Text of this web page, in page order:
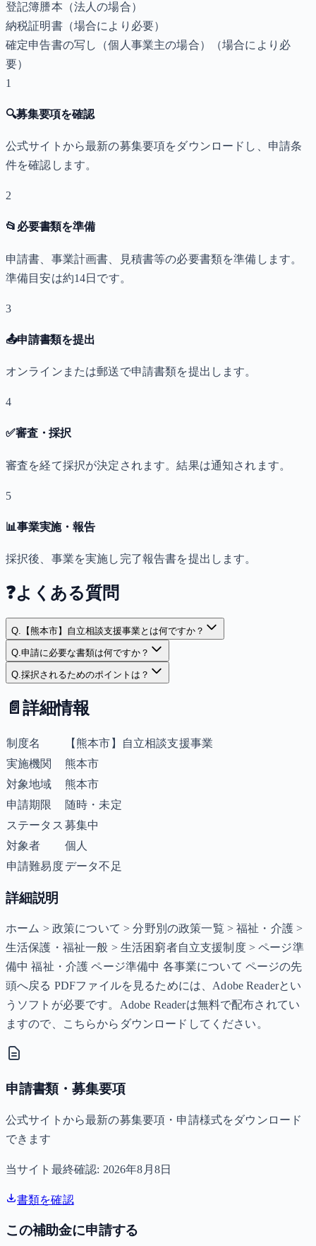
登記簿謄本（法人の場合）
納税証明書（場合により必要）
確定申告書の写し（個人事業主の場合）
（場合により必
要）
1
🔍募集要項を確認
公式サイトから最新の募集要項をダウンロードし、申請条
件を確認します。
2
📂 必要書類を準備
申請書、事業計画書、見積書等の必要書類を準備します。
準備目安は約14日です。
3
📤申請書類を提出
オンラインまたは郵送で申請書類を提出します。
4
✅審査・採択
審査を経て採択が決定されます。結果は通知されます。
5
📊事業実施・報告
採択後、事業を実施し完了報告書を提出します。
❓よくある質問
Q. 【熊本市】自立相談支援事業とは何ですか？
Q.申請に必要な書類は何ですか？
Q.採択されるためのポイントは？
📄 詳細情報
制度名
【熊本市】自立相談支援事業
実施機関
熊本市
対象地域
熊本市
申請期限
随時・未定
ステータス 募集中
対象者
個人
申請難易度データ不足
詳細説明
ホーム > 政策について > 分野別の政策一覧 > 福祉・介護 >
生活保護・福祉一般 > 生活困窮者自立支援制度 > ページ準
備中 福祉・介護 ページ準備中 各事業について ページの先
頭へ戻る PDFファイルを見るためには、Adobe Readerとい
うソフトが必要です。Adobe Readerは無料で配布されてい
ますので、こちらからダウンロードしてください。
申請書類・募集要項
公式サイトから最新の募集要項・申請様式をダウンロード
できます
当サイト最終確認: 2026年8月8日
書類を確認
この補助金に申請する